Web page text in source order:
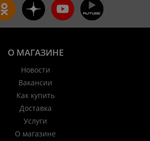
О МАГАЗИНЕ
Новости
Вакансии
Как купить
Доставка
Услуги
О магазине